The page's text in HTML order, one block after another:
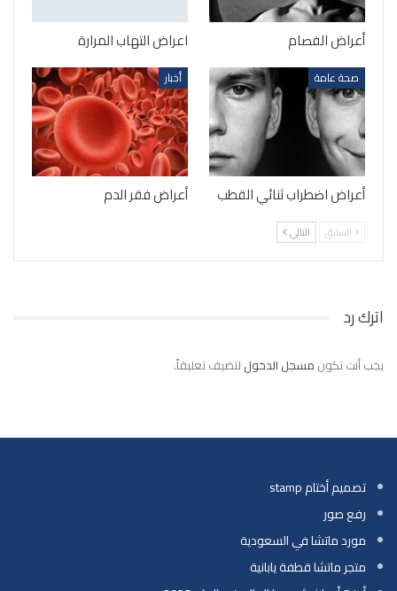
أعراض الفصام اعراض التهاب المرارة
صحة عامة
أعراض اضطراب ثنائي القطب
أخبار
أعراض فقر الدم
السابق التالي
اترك رد
يجب أنت تكون مسجل الدخول لتضيف تعليقاً.
تصميم أختام stamp
رفع صور
مورد ماتشا في السعودية
متجر ماتشا قطفة يابانية